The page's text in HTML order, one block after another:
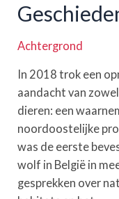
Achtergrond
In 2018 trok een
aandacht van
dieren: een
noordoostelijke
was de eerste
wolf in België in
gesprekken over